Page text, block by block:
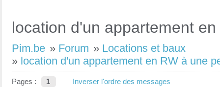
location d'un appartement
Pim.be » Forum » Locations et baux
» location d'un appartement en RW à une
Pages : 1 Inverser l'ordre des messages